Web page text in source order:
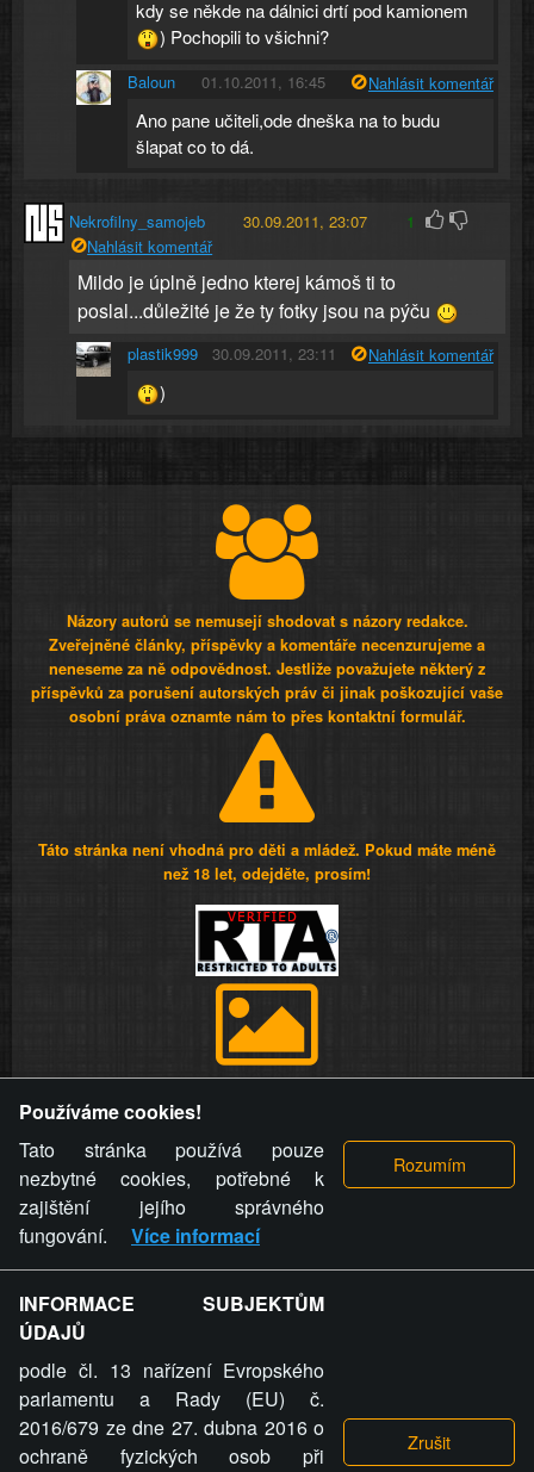
kdy se někde na dálnici drtí pod kamionem
) Pochopili to všichni?
Baloun 01.10.2011, 16:45 Nahlásit komentář
Ano pane učiteli,ode dneška na to budu
šlapat co to dá.
Nekrofilny_samojeb 30.09.2011, 23:07
1
Nahlásit komentář
Mildo je úplně jedno kterej kámoš ti to
poslal...důležité je že ty fotky jsou na pýču
plastik999 30.09.2011, 23:11 Nahlásit komentář
)
Názory autorů se nemusejí shodovat s názory redakce.
Zveřejněné články, příspěvky a komentáře necenzurujeme a
neneseme za ně odpovědnost. Jestliže považujete některý z
příspěvků za porušení autorských práv či jinak poškozující vaše
osobní práva oznamte nám to přes kontaktní formulář.
Táto stránka není vhodná pro děti a mládež. Pokud máte méně
než 18 let, odejděte, prosím!
videa a komentáře. Osoba, které se toto opatření provozovatele
stránky týče, ani osoba, která umístila fotografii nebo video na
stránku, nemůže z důvodu odstranění fotografie, videa nebo
komentáře pro výše uvedenou okolnost uplatnit vůči
provozovateli stránky žádný nárok na náhradu škody nebo
nemajetkové újmy.
ZVRÁCENÝ.CZ - Svět není zvrácenej. To jen
ty lidi...
Používáme cookies!
Tato stránka používá pouze
nezbytné cookies, potřebné k
zajištění jejího správného
fungování.
Více informací
INFORMACE SUBJEKTŮM
ÚDAJŮ
podle čl. 13 nařízení Evropského
parlamentu a Rady (EU) č.
2016/679 ze dne 27. dubna 2016 o
ochraně fyzických osob při